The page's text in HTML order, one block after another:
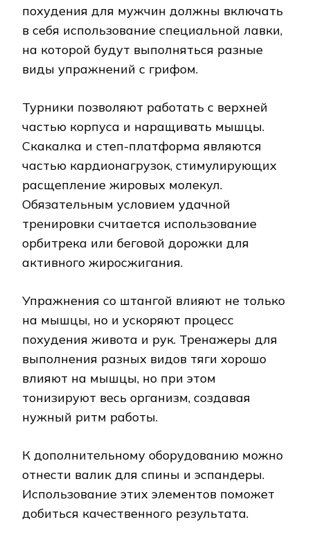
похудения для мужчин должны включать
в себя использование специальной лавки,
на которой будут выполняться разные
виды упражнений с грифом.
Турники позволяют работать с верхней
частью корпуса и наращивать мышцы.
Скакалка и степ-платформа являются
частью кардионагрузок, стимулирующих
расщепление жировых молекул.
Обязательным условием удачной
тренировки считается использование
орбитрека или беговой дорожки для
активного жиросжигания.
Упражнения со штангой влияют не только
на мышцы, но и ускоряют процесс
похудения живота и рук. Тренажеры для
выполнения разных видов тяги хорошо
влияют на мышцы, но при этом
тонизируют весь организм, создавая
нужный ритм работы.
К дополнительному оборудованию можно
отнести валик для спины и эспандеры.
Использование этих элементов поможет
добиться качественного результата.